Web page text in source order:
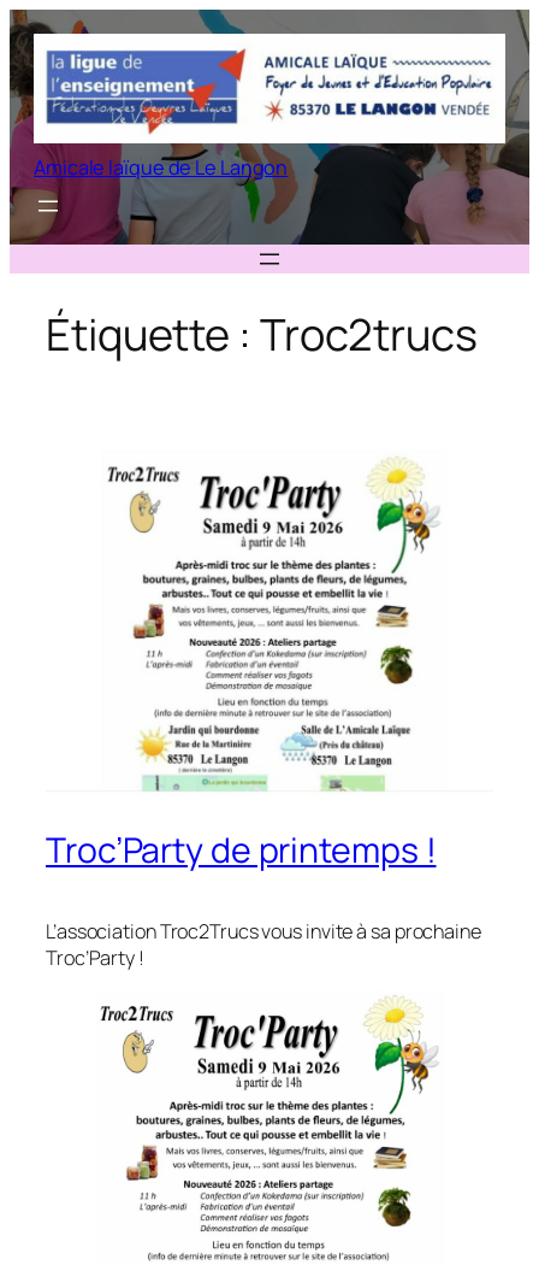
Aller
au
contenu
Amicale laïque de Le Langon
Étiquette : Troc2trucs
Troc’Party de printemps !
L’association Troc2Trucs vous invite à sa prochaine
Troc’Party !